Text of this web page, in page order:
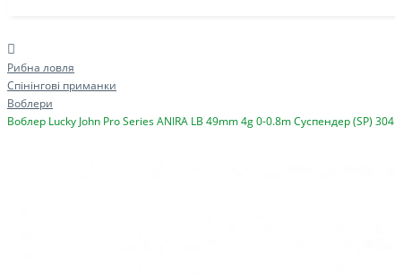
Рибна ловля
Спінінгові приманки
Воблери
Воблер Lucky John Pro Series ANIRA LB 49mm 4g 0-0.8m Cуспендер (SP) 304